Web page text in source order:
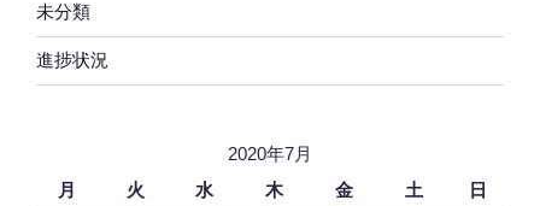
未分類
進捗状況
2020年7月
月
火 水 木 金 土 日